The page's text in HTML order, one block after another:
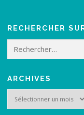
RECHERCHER
Rechercher :
ARCHIVES
Archives